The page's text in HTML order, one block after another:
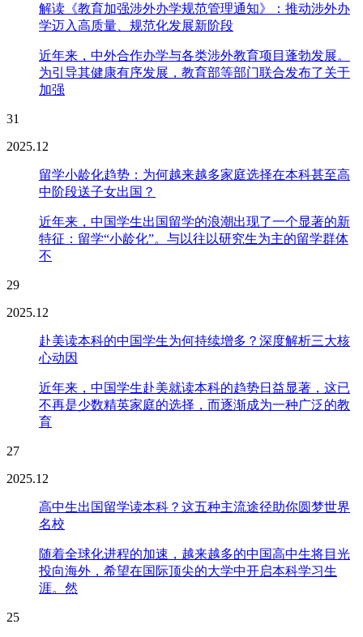
解读《教育加强涉外办学规范管理通知》：推动涉外办
学迈入高质量、规范化发展新阶段
近年来，中外合作办学与各类涉外教育项目蓬勃发展。
为引导其健康有序发展，教育部等部门联合发布了关于
加强
31
2025.12
留学小龄化趋势：为何越来越多家庭选择在本科甚至高
中阶段送子女出国？
近年来，中国学生出国留学的浪潮出现了一个显著的新
特征：留学“小龄化”。与以往以研究生为主的留学群体
不
29
2025.12
赴美读本科的中国学生为何持续增多？深度解析三大核
心动因
近年来，中国学生赴美就读本科的趋势日益显著，这已
不再是少数精英家庭的选择，而逐渐成为一种广泛的教
育
27
2025.12
高中生出国留学读本科？这五种主流途径助你圆梦世界
名校
随着全球化进程的加速，越来越多的中国高中生将目光
投向海外，希望在国际顶尖的大学中开启本科学习生
涯。然
25